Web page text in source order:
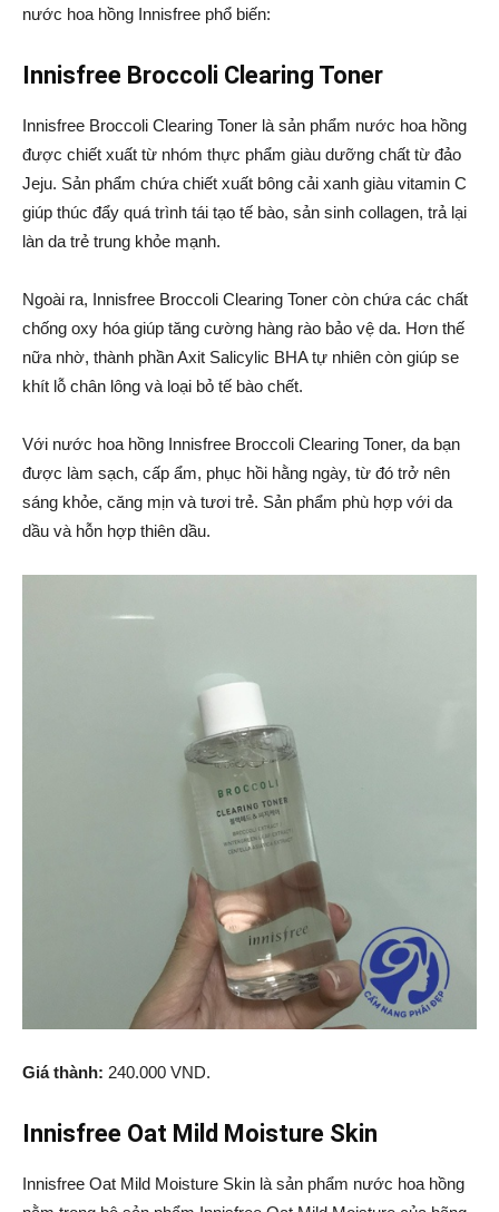
nước hoa hồng Innisfree phổ biến:
Innisfree Broccoli Clearing Toner
Innisfree Broccoli Clearing Toner là sản phẩm nước hoa hồng
được chiết xuất từ nhóm thực phẩm giàu dưỡng chất từ đảo
Jeju. Sản phẩm chứa chiết xuất bông cải xanh giàu vitamin C
giúp thúc đẩy quá trình tái tạo tế bào, sản sinh collagen, trả lại
làn da trẻ trung khỏe mạnh.
Ngoài ra, Innisfree Broccoli Clearing Toner còn chứa các chất
chống oxy hóa giúp tăng cường hàng rào bảo vệ da. Hơn thế
nữa nhờ, thành phần Axit Salicylic BHA tự nhiên còn giúp se
khít lỗ chân lông và loại bỏ tế bào chết.
Với nước hoa hồng Innisfree Broccoli Clearing Toner, da bạn
được làm sạch, cấp ẩm, phục hồi hằng ngày, từ đó trở nên
sáng khỏe, căng mịn và tươi trẻ. Sản phẩm phù hợp với da
dầu và hỗn hợp thiên dầu.
Giá thành: 240.000 VND.
Innisfree Oat Mild Moisture Skin
Innisfree Oat Mild Moisture Skin là sản phẩm nước hoa hồng